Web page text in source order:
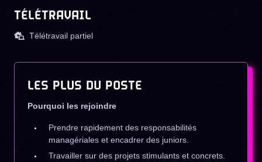
TÉLÉTRAVAIL
Télétravail partiel
LES PLUS DU POSTE
Pourquoi les rejoindre
Prendre rapidement des responsabilités
managériales et encadrer des juniors.
Travailler sur des projets stimulants et concrets.